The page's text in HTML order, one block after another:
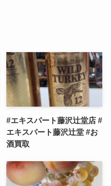
#エキスパート藤沢辻堂店 #
エキスパート藤沢辻堂 #お
酒買取